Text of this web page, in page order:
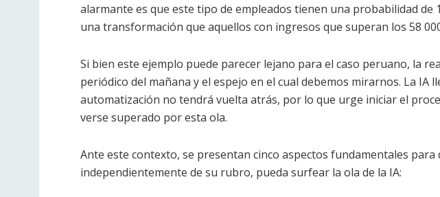
alarmante es que este tipo de empleados tienen una probabilidad de
una transformación que aquellos con ingresos que superan los 58
Si bien este ejemplo puede parecer lejano para el caso peruano, la
periódico del mañana y el espejo en el cual debemos mirarnos. La IA
automatización no tendrá vuelta atrás, por lo que urge iniciar el
verse superado por esta ola.
Ante este contexto, se presentan cinco aspectos fundamentales
independientemente de su rubro, pueda surfear la ola de la IA: